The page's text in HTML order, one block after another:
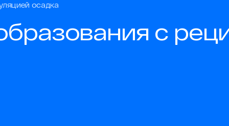
осадка
с